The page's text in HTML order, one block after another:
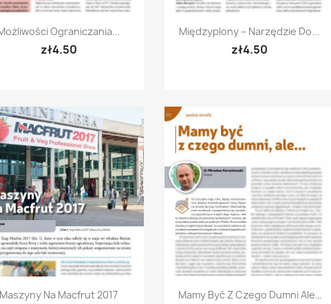
Quick view
Ograniczania...
zł4.50
Quick view
Międzyplony – Narzędzie Do...
zł4.50
Quick view
Maszyny Na Macfrut 2017 Quick view
Mamy Być Z Czego Dumni Ale…